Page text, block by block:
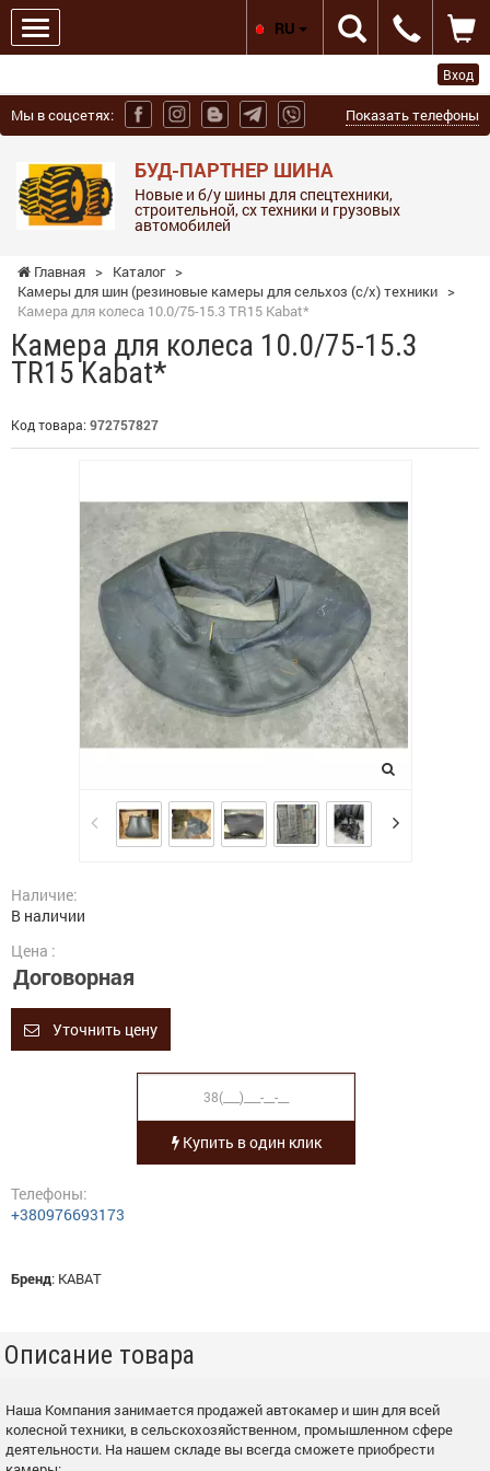
Вход
Мы в соцсетях: Показать телефоны
БУД-ПАРТНЕР ШИНА
Новые и б/у шины для спецтехники,
строительной, сх техники и грузовых
автомобилей
RU
Главная > Каталог >
Камеры для шин (резиновые камеры для сельхоз (с/х) техники >
Камера для колеса 10.0/75-15.3 TR15 Kabat*
Камера для колеса 10.0/75-15.3
TR15 Kabat*
Код товара: 972757827
Наличие:
В наличии
Цена :
Договорная
Уточнить цену
Купить в один клик
Телефоны:
+380976693173
Бренд: KABAT
Описание товара
Наша Компания занимается продажей автокамер и шин для всей
колесной техники, в сельскохозяйственном, промышленном сфере
деятельности. На нашем складе вы всегда сможете приобрести